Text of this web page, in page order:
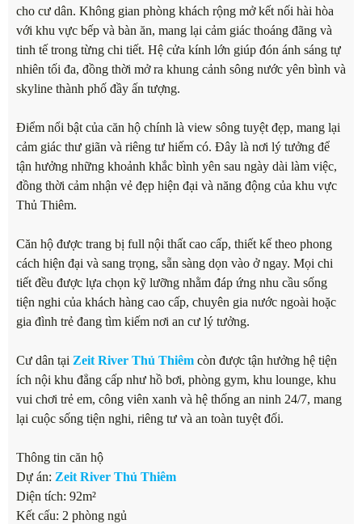
cho cư dân. Không gian phòng khách rộng mở kết nối hài hòa
với khu vực bếp và bàn ăn, mang lại cảm giác thoáng đãng và
tinh tế trong từng chi tiết. Hệ cửa kính lớn giúp đón ánh sáng tự
nhiên tối đa, đồng thời mở ra khung cảnh sông nước yên bình và
skyline thành phố đầy ấn tượng.
Điểm nổi bật của căn hộ chính là view sông tuyệt đẹp, mang lại
cảm giác thư giãn và riêng tư hiếm có. Đây là nơi lý tưởng để
tận hưởng những khoảnh khắc bình yên sau ngày dài làm việc,
đồng thời cảm nhận vẻ đẹp hiện đại và năng động của khu vực
Thủ Thiêm.
Căn hộ được trang bị full nội thất cao cấp, thiết kế theo phong
cách hiện đại và sang trọng, sẵn sàng dọn vào ở ngay. Mọi chi
tiết đều được lựa chọn kỹ lưỡng nhằm đáp ứng nhu cầu sống
tiện nghi của khách hàng cao cấp, chuyên gia nước ngoài hoặc
gia đình trẻ đang tìm kiếm nơi an cư lý tưởng.
Cư dân tại Zeit River Thủ Thiêm còn được tận hưởng hệ tiện
ích nội khu đẳng cấp như hồ bơi, phòng gym, khu lounge, khu
vui chơi trẻ em, công viên xanh và hệ thống an ninh 24/7, mang
lại cuộc sống tiện nghi, riêng tư và an toàn tuyệt đối.
Thông tin căn hộ
Dự án: Zeit River Thủ Thiêm
Diện tích: 92m²
Kết cấu: 2 phòng ngủ